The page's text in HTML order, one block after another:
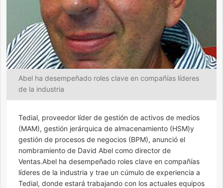
Abel ha desempeñado roles clave en compañías líderes
de la industria
Tedial, proveedor líder de gestión de activos de medios
(MAM), gestión jerárquica de almacenamiento (HSM)y
gestión de procesos de negocios (BPM), anunció el
nombramiento de David Abel como director de
Ventas.Abel ha desempeñado roles clave en compañías
líderes de la industria y trae un cúmulo de experiencia a
Tedial, donde estará trabajando con los actuales equipos